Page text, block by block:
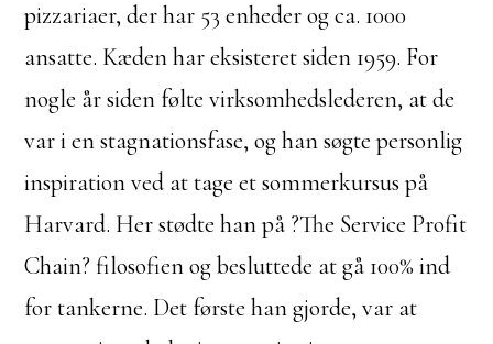
pizzariaer, der har 53 enheder og ca. 1000
ansatte. Kæden har eksisteret siden 1959. For
nogle år siden følte virksomhedslederen, at de
var i en stagnationsfase, og han søgte personlig
inspiration ved at tage et sommerkursus på
Harvard. Her stødte han på ?The Service Profit
Chain? filosofien og besluttede at gå 100% ind
for tankerne. Det første han gjorde, var at